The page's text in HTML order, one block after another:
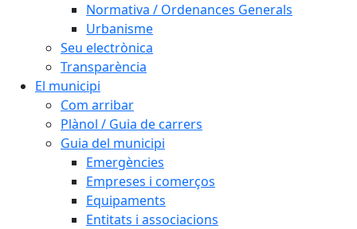
Normativa / Ordenances Generals
Urbanisme
Seu electrònica
Transparència
El municipi
Com arribar
Plànol / Guia de carrers
Guia del municipi
Emergències
Empreses i comerços
Equipaments
Entitats i associacions